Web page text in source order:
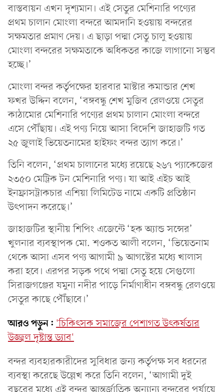
বাস্তবায়ন এখন দৃশ্যমান। এই সেতুর মেশিনারি পণ্যের
প্রথম চালান মোংলা বন্দরে আমদানি হওয়ায় বন্দরের
সক্ষমতার প্রমাণ দেয়। এ ছাড়া পদ্মা সেতু চালু হওয়ায়
মোংলা বন্দরের সক্ষমতাকে অধিকতর কাজে লাগানো সম্ভব
হচ্ছে।’
মোংলা বন্দর কর্তৃপক্ষের হারবার মাস্টার কমান্ডার শেখ
ফখর উদ্দিন বলেন, ‘বঙ্গবন্ধু শেখ মুজিব রেলওয়ে সেতুর
কাঠামোর মেশিনারি পণ্যের প্রথম চালান মোংলা বন্দরে
এসে পৌঁছায়। এই পণ্য নিয়ে আসা বিদেশি জাহাজটি গত
২৫ জুলাই ভিয়েতনামের হাইফং বন্দর ত্যাগ করে।’
তিনি বলেন, ‘প্রথম চালানের মধ্যে রয়েছে ২৬৭ প্যাকেজের
২৩৫০ মেট্রিক টন মেশিনারি পণ্য। যা আই এইচ আই
ইনফ্রাসট্রাকচার এশিয়া লিমিটেড নামে একটি প্রতিষ্ঠান
উৎপাদন করেছে।’
জাহাজটির স্থানীয় শিপিং এজেন্টে ‘হক অ্যান্ড সন্সের’
খুলনার ব্যবস্থাপক মো. শওকত আলী বলেন, ‘ভিয়েতনাম
থেকে আসা এসব পণ্য আগামী ৯ আগস্টের মধ্যে খালাস
করা হবে। এরপর সড়ক পথে পদ্মা সেতু হয়ে সেগুলো
সিরাজগঞ্জের যমুনা নদীর পাড়ে নির্মাণাধীন বঙ্গবন্ধু রেলওয়ে
সেতুর কাছে পৌঁছাবে।’
আরও পড়ুন: 'চিকিৎসক সমাজের পেশাগত উৎকর্ষতার
উজ্জ্বল দৃষ্টান্ত ড্যাব'
বন্দর ব্যবহারকারীদের সুবিধার জন্য কর্তৃপক্ষ সব ধরনের
ব্যবস্থা করেছে উল্লেখ করে তিনি বলেন, ‘আগামী দুই